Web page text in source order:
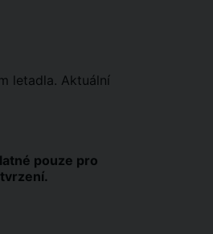
letadla. Aktuální
pouze pro